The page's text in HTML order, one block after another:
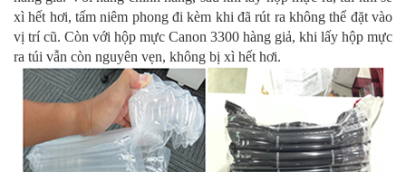
xì hết hơi, tấm niêm phong đi kèm khi đã rút ra không thể đặt vào
vị trí cũ. Còn với hộp mực Canon 3300 hàng giả, khi lấy hộp mực
ra túi vẫn còn nguyên vẹn, không bị xì hết hơi.